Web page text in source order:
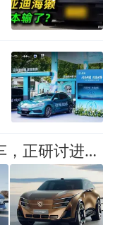
搭载东风技术的标致电动车，正研讨进军韩国市场！